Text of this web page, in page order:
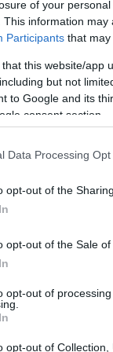
of your
This information
Participants that may
that this website/app
but not
to Google and its
consent section.
Data Processing
opt-out of the
opt-out of the Sale of
opt-out of
opt-out of
un circo di
che ha
esperienze
sognare i
alle coppe
avventura con
è esattamente
ma
apporto sarà
non credi?